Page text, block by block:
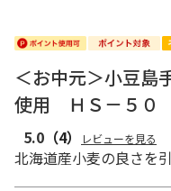
＜お中元＞小豆
使用 ＨＳ－５０
5.0 （4） レビューを見る
北海道産小麦の良さを